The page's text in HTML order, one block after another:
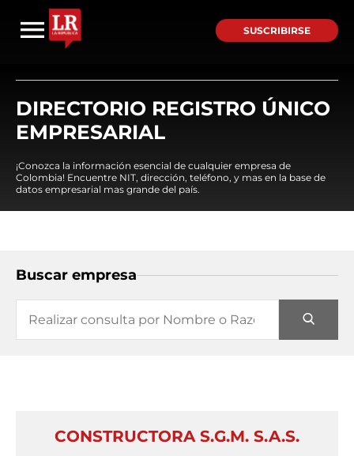
SUSCRIBIRSE
DIRECTORIO REGISTRO ÚNICO
EMPRESARIAL
¡Conozca la información esencial de cualquier empresa de
Colombia! Encuentre NIT, dirección, teléfono, y mas en la base de
datos empresarial mas grande del país.
Buscar empresa
CONSTRUCTORA S.G.M. S.A.S.